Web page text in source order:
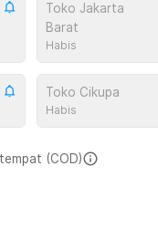
Toko Jakarta
Barat
Habis
Toko Cikupa
Habis
(COD)